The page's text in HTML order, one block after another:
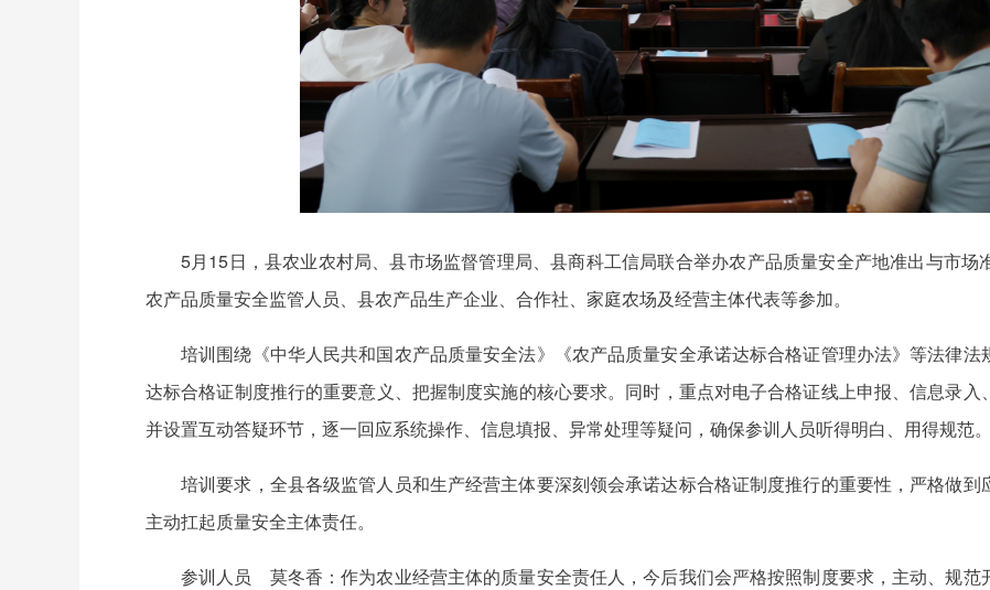
5月15日，县农业农村局、县市场监督管理局、县商科工信局联合举办农产品质量安全产地准出与市
农产品质量安全监管人员、县农产品生产企业、合作社、家庭农场及经营主体代表等参加。
培训围绕《中华人民共和国农产品质量安全法》《农产品质量安全承诺达标合格证管理办法》等法律
达标合格证制度推行的重要意义、把握制度实施的核心要求。同时，重点对电子合格证线上申报、信息录入
并设置互动答疑环节，逐一回应系统操作、信息填报、异常处理等疑问，确保参训人员听得明白、用得规范。
培训要求，全县各级监管人员和生产经营主体要深刻领会承诺达标合格证制度推行的重要性，严格做到
主动扛起质量安全主体责任。
参训人员 莫冬香：作为农业经营主体的质量安全责任人，今后我们会严格按照制度要求，主动、规范